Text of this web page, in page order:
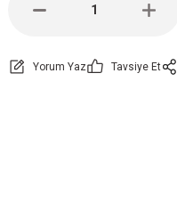
Yorum Yaz Tavsiye Et